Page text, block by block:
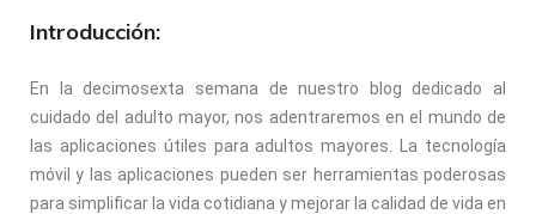
Introducción:
En la decimosexta semana de nuestro blog dedicado al
cuidado del adulto mayor, nos adentraremos en el mundo de
las aplicaciones útiles para adultos mayores. La tecnología
móvil y las aplicaciones pueden ser herramientas poderosas
para simplificar la vida cotidiana y mejorar la calidad de vida en